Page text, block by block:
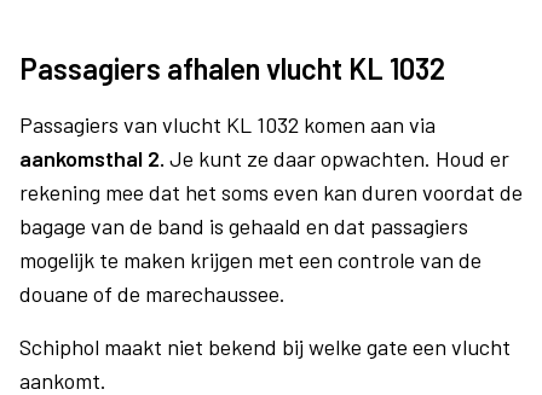
Passagiers afhalen vlucht KL 1032
Passagiers van vlucht KL 1032 komen aan via
aankomsthal 2. Je kunt ze daar opwachten. Houd er
rekening mee dat het soms even kan duren voordat de
bagage van de band is gehaald en dat passagiers
mogelijk te maken krijgen met een controle van de
douane of de marechaussee.
Schiphol maakt niet bekend bij welke gate een vlucht
aankomt.